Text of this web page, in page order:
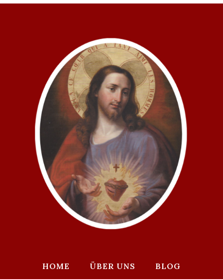
HOME ÜBER UNS
BLOG